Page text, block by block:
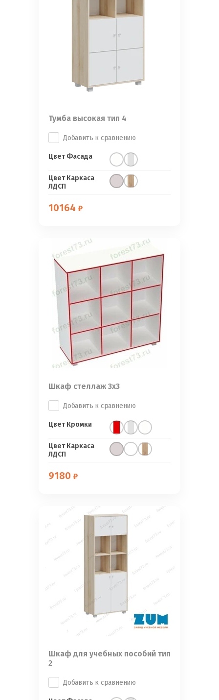
Тумба высокая тип 4
Добавить к сравнению
Цвет Фасада
Цвет Каркаса
ЛДСП
10164
Шкаф стеллаж 3х3
Добавить к сравнению
Цвет Кромки
Цвет Каркаса
ЛДСП
9180
Шкаф для учебных пособий тип
2
Добавить к сравнению